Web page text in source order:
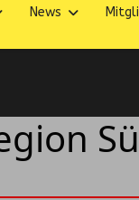
News